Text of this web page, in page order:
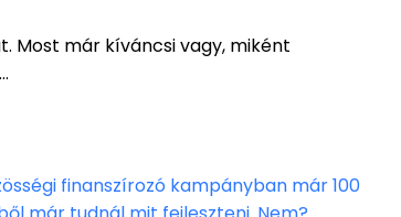
Most már kíváncsi vagy, miként
finanszírozó kampányban már 100